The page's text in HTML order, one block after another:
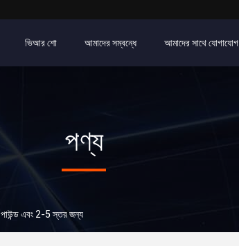
ভিআর শো আমাদের সম্বন্ধে আমাদের সাথে যোগাযোগ
পণ্য
পাউন্ড এবং 2-5 স্তর জন্য